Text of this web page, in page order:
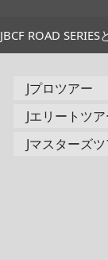
JBCF ROAD SERIES
Jプロツアー
Jエリートツ
Jマスターズ